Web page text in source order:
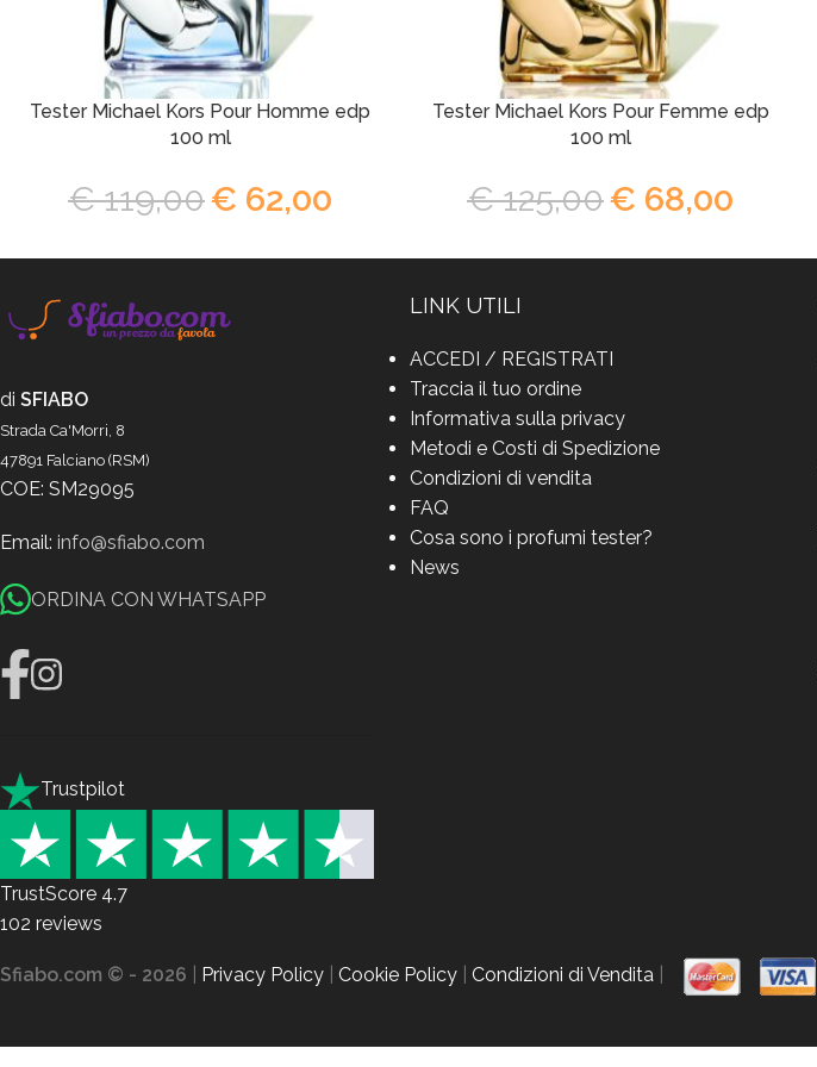
Tester Michael Kors Pour Homme edp
100 ml
€119,00€ 62,00
Tester Michael Kors Pour Femme edp
100 ml
€125,00€ 68,00
di SFIABO
Strada Ca'Morri, 8
47891 Falciano (RSM)
COE: SM29095
Email: info@sfiabo.com
ORDINA CON WHATSAPP
Trustpilot
TrustScore 4.7
102 reviews
LINK UTILI
ACCEDI / REGISTRATI
Traccia il tuo ordine
Informativa sulla privacy
Metodi e Costi di Spedizione
Condizioni di vendita
FAQ
Cosa sono i profumi tester?
News
Sfiabo.com © - 2026 Privacy Policy Cookie Policy Condizioni di Vendita